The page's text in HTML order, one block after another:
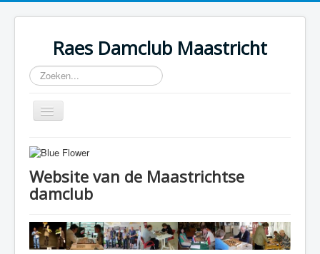
Raes Damclub Maastricht
Zoeken...
Toggle
Navigation
Home
Onderlinge Competitie
1e tiental landelijk
CT Limburg
Website van de Maastrichtse
damclub